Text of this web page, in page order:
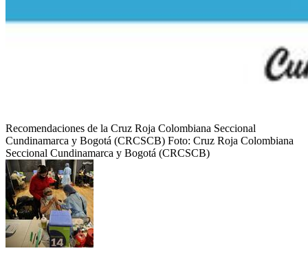
Recomendaciones de la Cruz Roja Colombiana Seccional
Cundinamarca y Bogotá (CRCSCB) Foto: Cruz Roja Colombiana
Seccional Cundinamarca y Bogotá (CRCSCB)